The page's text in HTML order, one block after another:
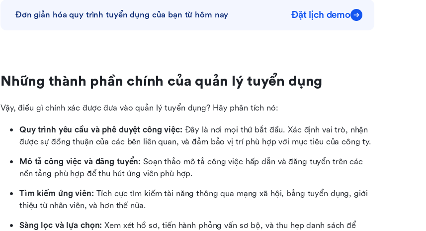
Đơn giản hóa quy trình tuyển dụng của bạn từ hôm nay Đặt lịch demo
Những thành phần chính của quản lý tuyển dụng
Vậy, điều gì chính xác được đưa vào quản lý tuyển dụng? Hãy phân tích nó:
Quy trình yêu cầu và phê duyệt công việc: Đây là nơi mọi thứ bắt đầu. Xác định vai trò, nhận
được sự đồng thuận của các bên liên quan, và đảm bảo vị trí phù hợp với mục tiêu của công ty.
Mô tả công việc và đăng tuyển: Soạn thảo mô tả công việc hấp dẫn và đăng tuyển trên các
nền tảng phù hợp để thu hút ứng viên phù hợp.
Tìm kiếm ứng viên: Tích cực tìm kiếm tài năng thông qua mạng xã hội, bảng tuyển dụng, giới
thiệu từ nhân viên, và hơn thế nữa.
Sàng lọc và lựa chọn: Xem xét hồ sơ, tiến hành phỏng vấn sơ bộ, và thu hẹp danh sách để